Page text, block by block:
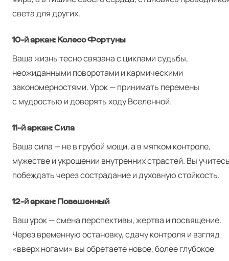
света для других.
10‑й аркан: Колесо Фортуны
Ваша жизнь тесно связана с циклами судьбы,
неожиданными поворотами и кармическими
закономерностями. Урок — принимать перемены
с мудростью и доверять ходу Вселенной.
11‑й аркан: Сила
Ваша сила — не в грубой мощи, а в мягком контроле,
мужестве и укрощении внутренних страстей. Вы
побеждать через сострадание и духовную стойкость.
12‑й аркан: Повешенный
Ваш урок — смена перспективы, жертва и посвящение.
Через временную остановку, сдачу контроля и взгляд
«вверх ногами» вы обретаете новое, более глубокое